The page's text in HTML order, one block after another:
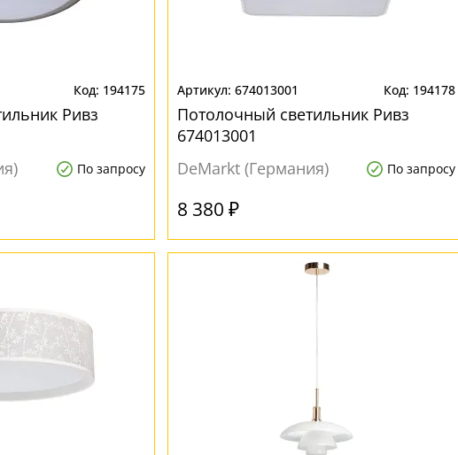
194175
Ривз
По запросу
674013001 194178
Потолочный светильник Ривз
674013001
DeMarkt (Германия)
По запросу
8 380 ₽